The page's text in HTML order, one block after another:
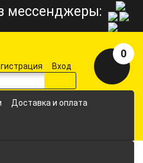
мессенджеры:
0
Вход
Доставка и оплата